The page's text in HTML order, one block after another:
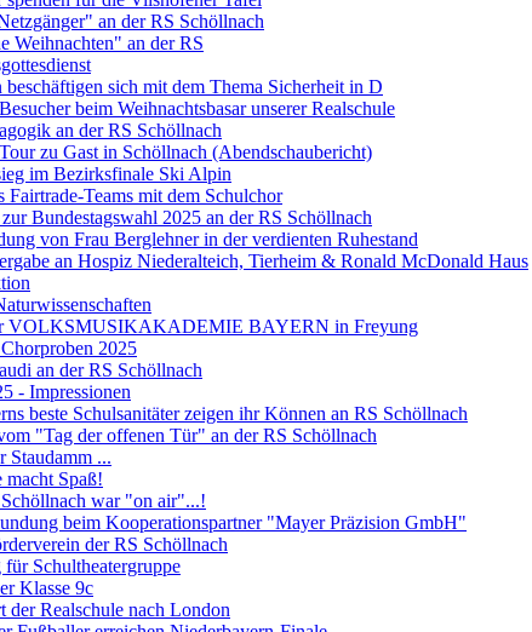
an der RS Schöllnach
Weihnachten" an der RS
beschäftigen sich mit dem Thema Sicherheit in D
beim Weihnachtsbasar unserer Realschule
an der RS Schöllnach
zu Gast in Schöllnach (Abendschaubericht)
im Bezirksfinale Ski Alpin
Fairtrade-Teams mit dem Schulchor
Bundestagswahl 2025 an der RS Schöllnach
von Frau Berglehner in der verdienten Ruhestand
an Hospiz Niederalteich, Tierheim & Ronald McDonald Haus
VOLKSMUSIKAKADEMIE BAYERN in Freyung
2025
an der RS Schöllnach
- Impressionen
beste Schulsanitäter zeigen ihr Können an RS Schöllnach
"Tag der offenen Tür" an der RS Schöllnach
Staudamm ...
macht Spaß!
war "on air"...!
beim Kooperationspartner "Mayer Präzision GmbH"
der RS Schöllnach
für Schultheatergruppe
Klasse 9c
der Realschule nach London